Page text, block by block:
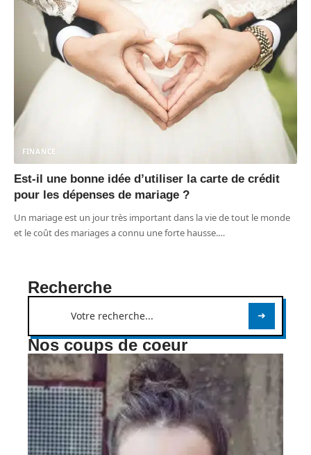
FINANCE
Est-il une bonne idée d’utiliser la carte de crédit
pour les dépenses de mariage ?
Un mariage est un jour très important dans la vie de tout le monde
et le coût des mariages a connu une forte hausse.…
Recherche
Nos coups de coeur